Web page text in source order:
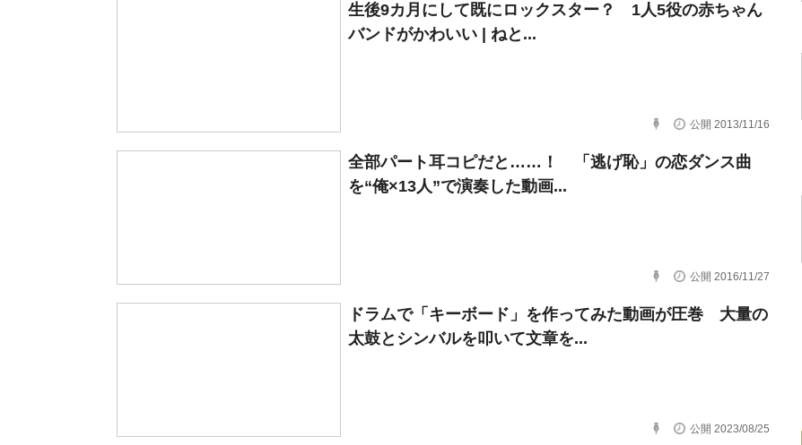
生後9カ月にして既にロックスター？ 1人5役の赤ちゃん
バンドがかわいい | ねと...
公開 2013/11/16
全部パート耳コピだと……！ 「逃げ恥」の恋ダンス曲
を“俺×13人”で演奏した動画...
公開 2016/11/27
ドラムで「キーボード」を作ってみた動画が圧巻 大量の
太鼓とシンバルを叩いて文章を...
公開 2023/08/25